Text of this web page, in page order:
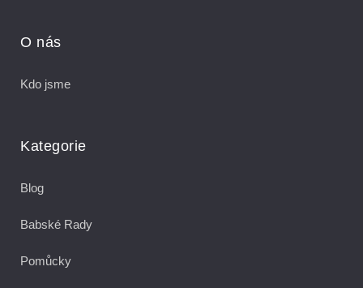
O nás
Kdo jsme
Kategorie
Blog
Babské Rady
Pomůcky